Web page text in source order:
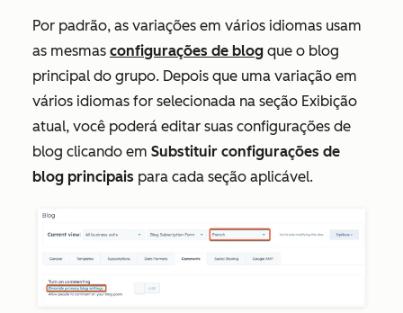
Por padrão, as variações em vários idiomas usam
as mesmas configurações de blog que o blog
principal do grupo. Depois que uma variação em
vários idiomas for selecionada na seção Exibição
atual, você poderá editar suas configurações de
blog clicando em Substituir configurações de
blog principais para cada seção aplicável.